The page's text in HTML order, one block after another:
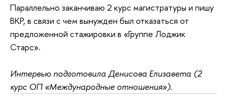
Параллельно заканчиваю 2 курс магистратуры и пишу
ВКР, в связи с чем вынужден был отказаться от
предложенной стажировки в «Группе Лоджик
Старс».
Интервью подготовила Денисова Елизавета (2
курс ОП «Международные отношения»).